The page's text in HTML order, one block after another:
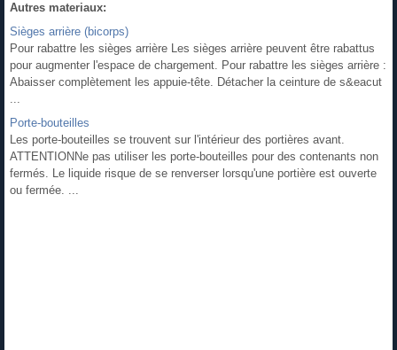
Autres materiaux:
Sièges arrière (bicorps)
Pour rabattre les sièges arrière Les sièges arrière peuvent être rabattus
pour augmenter l'espace de chargement. Pour rabattre les sièges arrière :
Abaisser complètement les appuie-tête. Détacher la ceinture de s&eacut
...
Porte-bouteilles
Les porte-bouteilles se trouvent sur l'intérieur des portières avant.
ATTENTIONNe pas utiliser les porte-bouteilles pour des contenants non
fermés. Le liquide risque de se renverser lorsqu'une portière est ouverte
ou fermée. ...